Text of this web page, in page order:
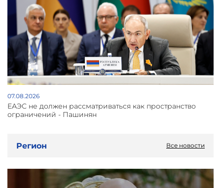
07.08.2026
ЕАЭС не должен рассматриваться как пространство
ограничений - Пашинян
Регион Все новости